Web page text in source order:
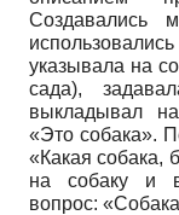
Создавались
указывала на
сада),
выкладывал
«Это собака».
«Какая собака,
на собаку и
вопрос: